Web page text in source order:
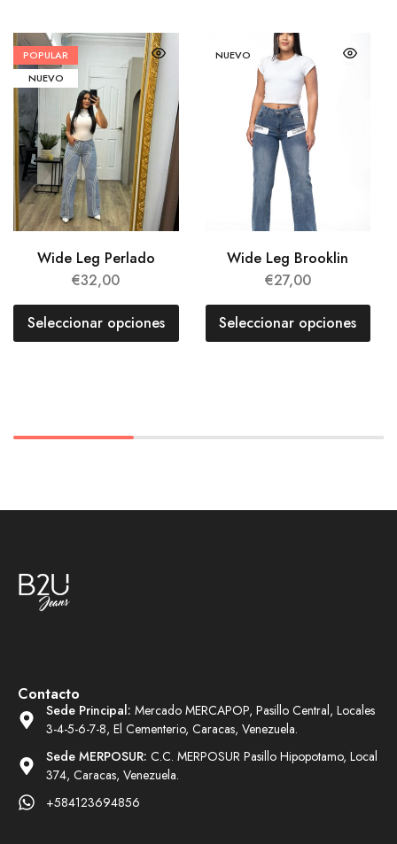
POPULAR
NUEVO
Wide Leg Perlado
€32,00
Seleccionar opciones
NUEVO
Wide Leg Brooklin
€27,00
Seleccionar opciones
Contacto
Sede Principal: Mercado MERCAPOP, Pasillo Central, Locales
3-4-5-6-7-8, El Cementerio, Caracas, Venezuela.
Sede MERPOSUR: C.C. MERPOSUR Pasillo Hipopotamo, Local
374, Caracas, Venezuela.
+584123694856